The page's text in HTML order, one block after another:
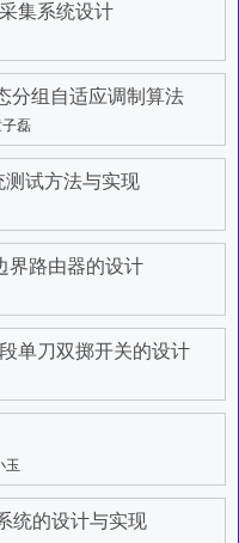
集系统设计
分组自适应调制算法
磊
试方法与实现
界路由器的设计
单刀双掷开关的设计
玉
统的设计与实现